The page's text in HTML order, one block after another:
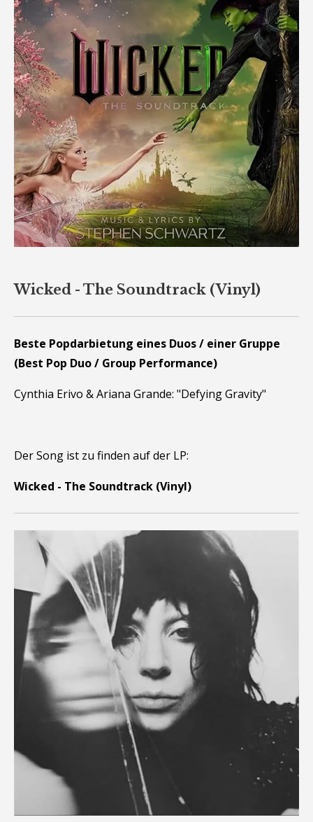
Wicked - The Soundtrack (Vinyl)
Beste Popdarbietung eines Duos / einer Gruppe
(Best Pop Duo / Group Performance)
Cynthia Erivo & Ariana Grande: "Defying Gravity"
Der Song ist zu finden auf der LP:
Wicked - The Soundtrack (Vinyl)